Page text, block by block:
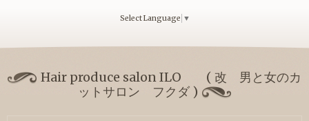
Select Language ▼
Hair produce salon ILO ( 改 男と女のカ
ットサロン フクダ )